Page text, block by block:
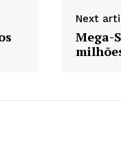
Next
Mega-